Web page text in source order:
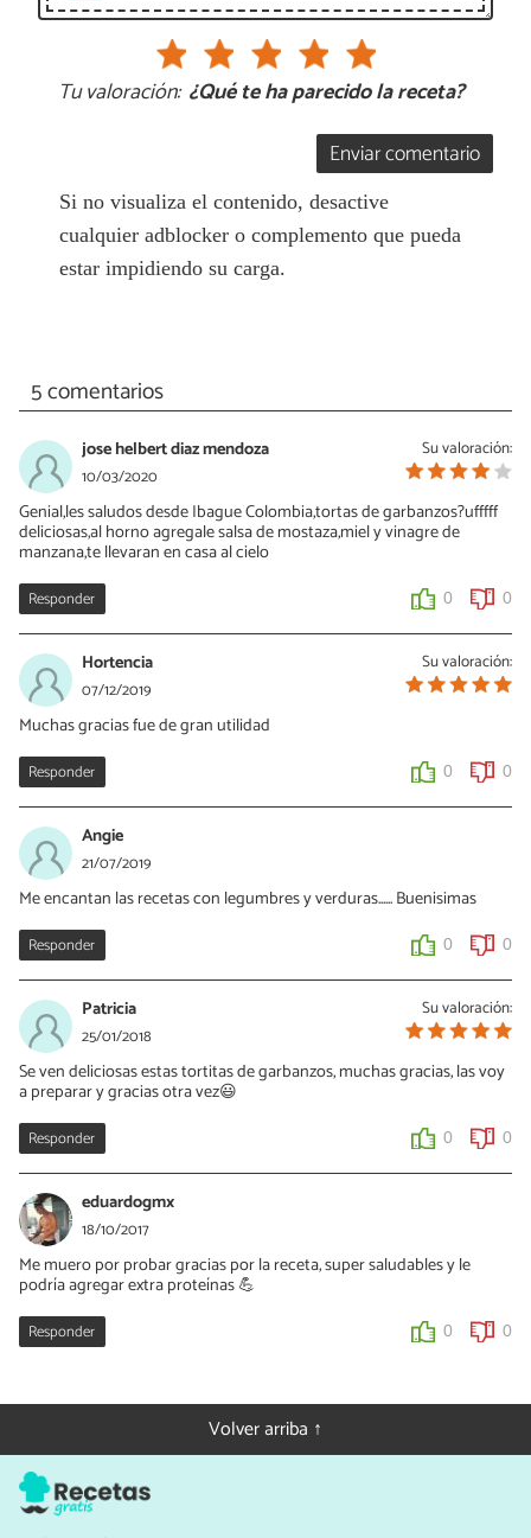
Tu valoración: ¿Qué te ha parecido la receta?
Enviar comentario
Si no visualiza el contenido, desactive
cualquier adblocker o complemento que pueda
estar impidiendo su carga.
5 comentarios
Su valoración:
jose helbert diaz mendoza
10/03/2020
Genial,les saludos desde Ibague Colombia,tortas de garbanzos?ufffff
deliciosas,al horno agregale salsa de mostaza,miel y vinagre de
manzana,te llevaran en casa al cielo
Responder 0 0
Su valoración:
Hortencia
07/12/2019
Muchas gracias fue de gran utilidad
Responder 0 0
Angie
21/07/2019
Me encantan las recetas con legumbres y verduras...... Buenisimas
Responder 0 0
Su valoración:
Patricia
25/01/2018
Se ven deliciosas estas tortitas de garbanzos, muchas gracias, las voy
a preparar y gracias otra vez😃
Responder 0 0
eduardogmx
18/10/2017
Me muero por probar gracias por la receta, super saludables y le
podría agregar extra proteínas 💪
Responder 0 0
Volver arriba ↑